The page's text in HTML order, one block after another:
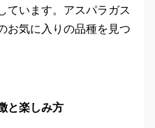
ています。アスパラガス
お気に入りの品種を見つ
と楽しみ方